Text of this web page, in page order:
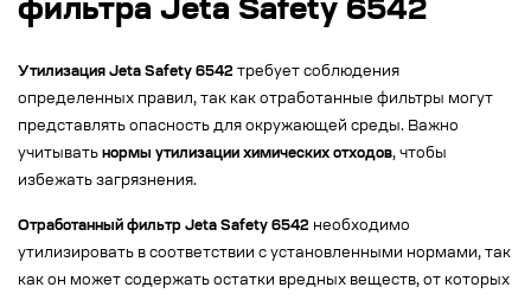
фильтра Jeta Safety 6542
Утилизация Jeta Safety 6542 требует соблюдения
определенных правил, так как отработанные фильтры могут
представлять опасность для окружающей среды. Важно
учитывать нормы утилизации химических отходов, чтобы
избежать загрязнения.
Отработанный фильтр Jeta Safety 6542 необходимо
утилизировать в соответствии с установленными нормами, так
как он может содержать остатки вредных веществ, от которых